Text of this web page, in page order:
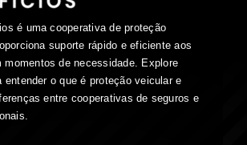
é uma cooperativa de proteção
suporte rápido e eficiente aos
momentos de necessidade. Explore
entender o que é proteção veicular e
entre cooperativas de seguros e